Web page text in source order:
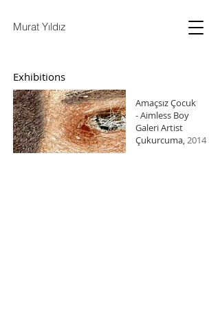
Murat Yıldız
Exhibitions
Amaçsız Çocuk
- Aimless Boy
Galeri Artist
Çukurcuma,2014